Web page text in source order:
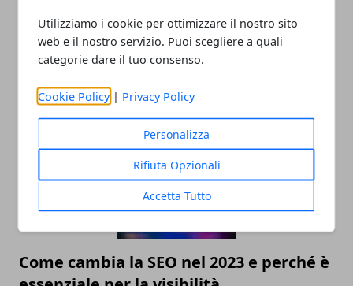
Utilizziamo i cookie per ottimizzare il nostro sito
web e il nostro servizio. Puoi scegliere a quali
categorie dare il tuo consenso.
Cookie Policy | Privacy Policy
Personalizza
Rifiuta Opzionali
Accetta Tutto
Valutazione orologi Rolex online, come
scegliere il miglior compro Rolex online
23/05/2023
Come cambia la SEO nel 2023 e perché è